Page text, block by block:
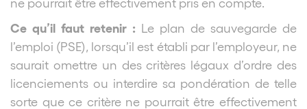
Ce qu’il faut retenir : Le plan de sauvegarde de
l’emploi (PSE), lorsqu’il est établi par l’employeur, ne
saurait omettre un des critères légaux d’ordre des
licenciements ou interdire sa pondération de telle
sorte que ce critère ne pourrait être effectivement